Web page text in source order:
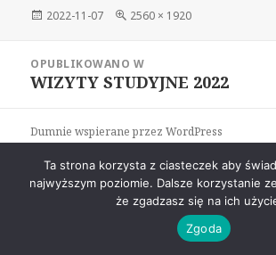
Data
2022-11-07
Pełny
2560 × 1920
wpisuOPUBLIKOWANO W
WIZYTY STUDYJNE 2022
Dumnie wspierane przez WordPress
Ta strona korzysta z ciasteczek aby
najwyższym poziomie. Dalsze korzystanie
że zgadzasz się na ich
Zgoda